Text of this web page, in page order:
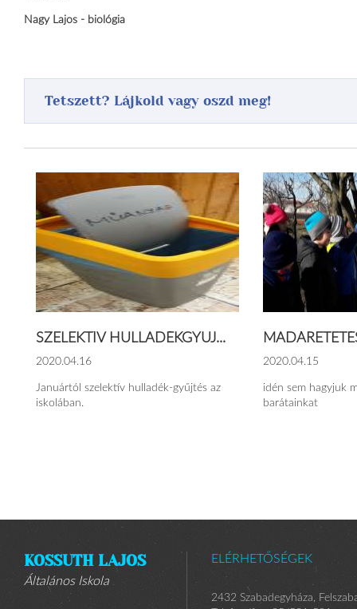
Nagy Lajos - biológia
Tetszett? Lájkold vagy oszd meg!
SZELEKTÍV HULLADÉKGYŰJ...
2020.04.16
Januártól szelektív hulladék-gyűjtés az
iskolában.
2020.04.15
idén sem hagyjuk
barátainkat
KOSSUTH LAJOS
Általános Iskola
ELÉRHETŐSÉGEK
2432 Szabadegyháza,